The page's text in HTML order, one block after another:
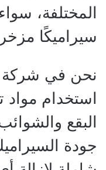
المختلفة،
سيراميكًا
نحن في شركة
استخدام مواد
البقع
جودة